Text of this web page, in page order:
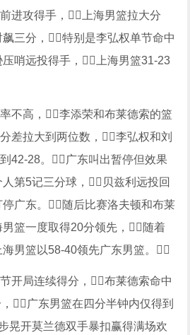
进攻得手，上海男篮拉大分
三分，特别是李弘权单节命中
哨远投得手，上海男篮31-23
不高，李添荣和布莱德索的篮
差拉大到两位数，李弘权和刘
42-28。广东叫出暂停但效果
第5记三分球，贝兹利远投回
广东。随后比赛洛夫顿和布莱
篮一度取得20分领先，随着
男篮以58-40领先广东男篮。
开局连续得分，布莱德索命中
广东男篮在四分半钟内仅得到
晃开莫兰德双手暴扣赢得满场欢